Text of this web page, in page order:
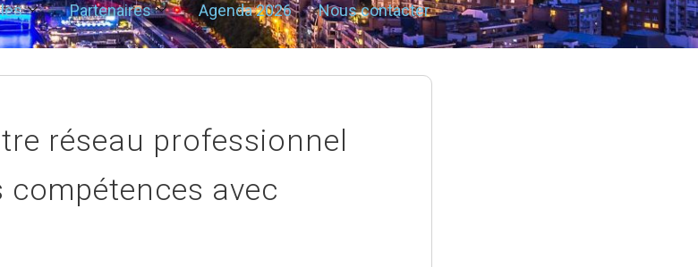
Partenaires Agenda 2026 Nous contacter
réseau professionnel
compétences avec